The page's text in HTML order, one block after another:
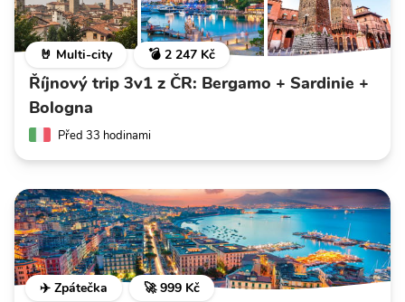
🤘 Multi-city 💣 2 247 Kč
Říjnový trip 3v1 z ČR: Bergamo + Sardinie +
Bologna
Před 33 hodinami
✈️ Zpátečka 🚀 999 Kč